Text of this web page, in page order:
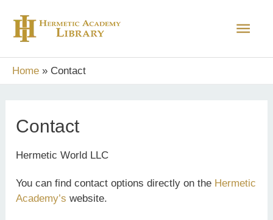
content
Main
Home Contact
Contact
Hermetic World LLC
You can find contact options directly on the Hermetic
Academy’swebsite.